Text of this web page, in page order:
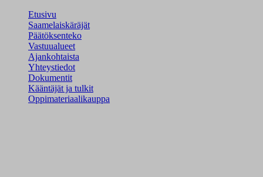
Etusivu
Saamelaiskäräjät
Päätöksenteko
Vastuualueet
Ajankohtaista
Yhteystiedot
Dokumentit
Kääntäjät ja tulkit
Oppimateriaalikauppa